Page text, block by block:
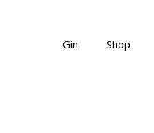
Gin Shop